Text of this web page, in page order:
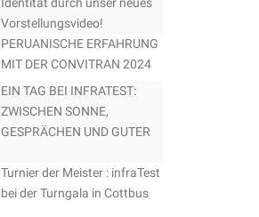
Vorstellungsvideo!
PERUANISCHE ERFAHRUNG
MIT DER CONVITRAN 2024
EIN TAG BEI INFRATEST:
ZWISCHEN SONNE,
GESPRÄCHEN UND GUTER
Turnier der Meister : infraTest
bei der Turngala in Cottbus